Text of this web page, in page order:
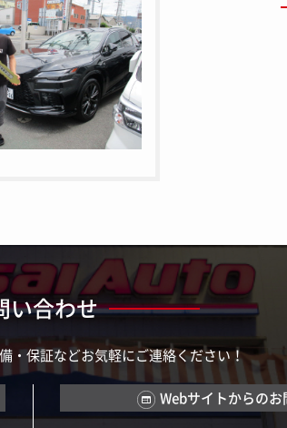
い合わせ
・保証などお気軽にご連絡ください！
Webサイトからのお